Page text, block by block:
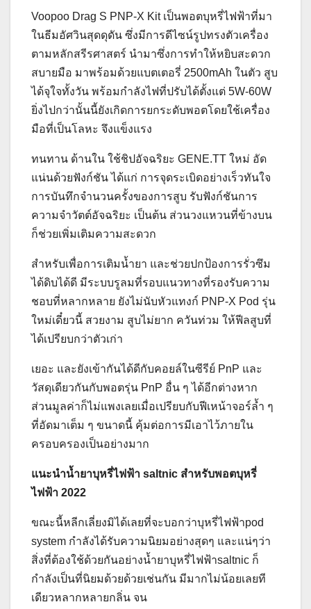
Voopoo Drag S PNP-X Kit เป็นพอตบุหรี่ไฟฟ้าที่มา
ในธีมอัศวินสุดดุดัน ซึ่งมีการดีไซน์รูปทรงตัวเครื่อง
ตามหลักสรีรศาสตร์ นำมาซึ่งการทำให้หยิบสะดวก
สบายมือ มาพร้อมด้วยแบตเตอรี่ 2500mAh ในตัว สูบ
ได้จุใจทั้งวัน พร้อมกำลังไฟที่ปรับได้ตั้งแต่ 5W-60W
ยิ่งไปกว่านั้นนี้ยังเกิดการยกระดับพอตโดยใช้เครื่อง
มือที่เป็นโลหะ จึงแข็งแรง
ทนทาน ด้านใน ใช้ชิปอัจฉริยะ GENE.TT ใหม่ อัด
แน่นด้วยฟังก์ชัน ได้แก่ การจุดระเบิดอย่างเร็วทันใจ
การบันทึกจำนวนครั้งของการสูบ รับฟังก์ชันการ
ความจำวัตต์อัจฉริยะ เป็นต้น ส่วนวงแหวนที่ข้างบน
ก็ช่วยเพิ่มเติมความสะดวก
สำหรับเพื่อการเติมน้ำยา และช่วยปกป้องการรั่วซึม
ได้ดิบได้ดี มีระบบรูลมที่รอบแนวทางที่รองรับความ
ชอบที่หลากหลาย ยังไม่นับหัวแทงก์ PNP-X Pod รุ่น
ใหม่เดี๋ยวนี้ สวยงาม สูบไม่ยาก ควันท่วม ให้ฟีลสูบที่
ได้เปรียบกว่าตัวเก่า
เยอะ และยังเข้ากันได้ดีกับคอยล์ในซีรีย์ PnP และ
วัสดุเดียวกันกับพอตรุ่น PnP อื่น ๆ ได้อีกต่างหาก
ส่วนมูลค่าก็ไม่แพงเลยเมื่อเปรียบกับฟีเหน้าจอร์ล้ำ ๆ
ที่อัดมาเต็ม ๆ ขนาดนี้ คุ้มต่อการมีเอาไว้ภายใน
ครอบครองเป็นอย่างมาก
แนะนำน้ำยาบุหรี่ไฟฟ้า saltnic สำหรับพอตบุหรี่
ไฟฟ้า 2022
ขณะนี้หลีกเลี่ยงมิได้เลยที่จะบอกว่าบุหรี่ไฟฟ้าpod
system กำลังได้รับความนิยมอย่างสุดๆ และแน่ๆว่า
สิ่งที่ต้องใช้ด้วยกันอย่างน้ำยาบุหรี่ไฟฟ้าsaltnic ก็
กำลังเป็นที่นิยมด้วยด้วยเช่นกัน มีมากไม่น้อยเลยที
เดียวหลากหลายกลิ่น จน